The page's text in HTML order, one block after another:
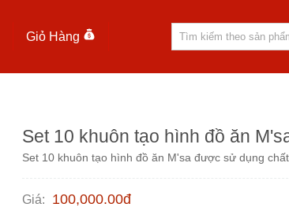
Giỏ Hàng
Set 10 khuôn tạo hình đồ ăn
Set 10 khuôn tạo hình đồ ăn M'sa được sử dụng
Giá: 100,000.00đ